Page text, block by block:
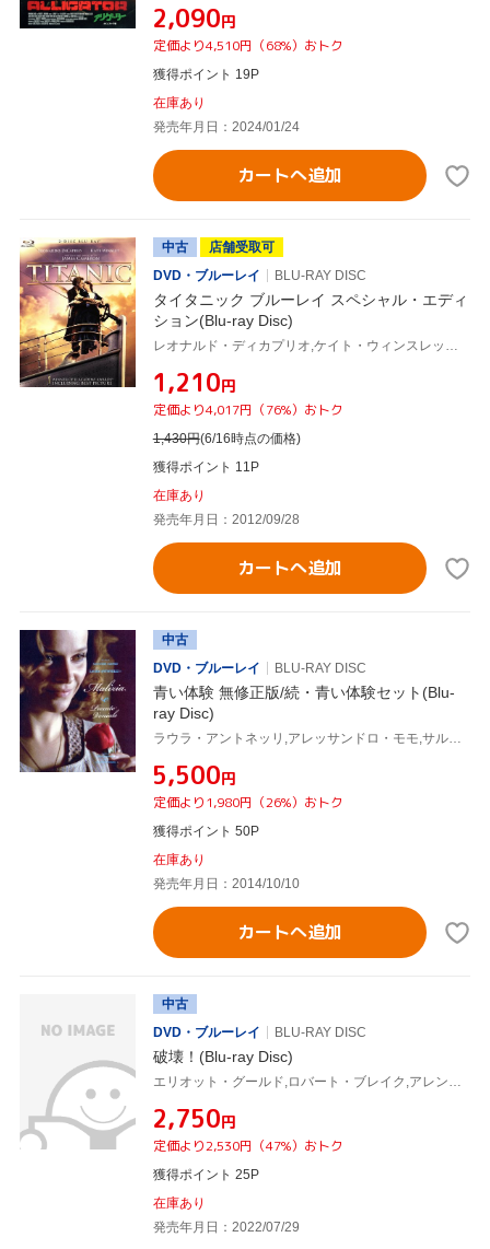
¥2,090円
定価より4,510円（68%）おトク
獲得ポイント 19P
在庫あり
発売年月日：2024/01/24
カートへ追加
中古
店舗受取可
DVD・ブルーレイ
BLU-RAY DISC
タイタニック ブルーレイ スペシャル・エディ
ション(Blu-ray Disc)
レオナルド・ディカプリオ,ケイト・ウィンスレット,ビリー・ゼイン,ジェームズ・キャメロン(監督、製作、脚本、編集),ジェームズ・ホーナー(音楽)
¥1,210円
定価より4,017円（76%）おトク
1,430円(6/16時点の価格)
獲得ポイント 11P
在庫あり
発売年月日：2012/09/28
カートへ追加
中古
DVD・ブルーレイ
BLU-RAY DISC
青い体験 無修正版/続・青い体験セット(Blu-
ray Disc)
ラウラ・アントネッリ,アレッサンドロ・モモ,サルヴァトーレ・サンペリ(監督),フレッド・ボングスト(音楽)
¥5,500円
定価より1,980円（26%）おトク
獲得ポイント 50P
在庫あり
発売年月日：2014/10/10
カートへ追加
中古
DVD・ブルーレイ
BLU-RAY DISC
破壊！(Blu-ray Disc)
エリオット・グールド,ロバート・ブレイク,アレン・ガーフィールド,アントニオ・ファーガス,シド・ヘイグ,アイバー・フランシス,ピーター・ハイアムズ(監督、製作、脚本),ビリー・ゴールデンバーグ(音楽)
¥2,750円
定価より2,530円（47%）おトク
獲得ポイント 25P
在庫あり
発売年月日：2022/07/29